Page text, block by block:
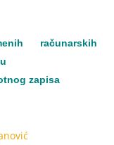
računarskih
zapisa